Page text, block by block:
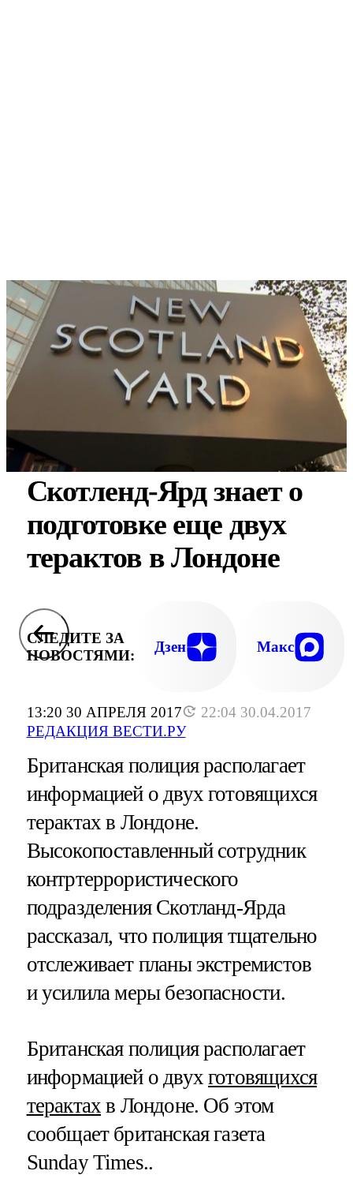
13:20 30 АПРЕЛЯ 2017
22:04 30.04.2017
РЕДАКЦИЯ ВЕСТИ.РУ
Скотленд-Ярд знает о
подготовке еще двух
терактов в Лондоне
СЛЕДИТЕ ЗА
НОВОСТЯМИ:
Дзен Макс
Британская полиция располагает
информацией о двух готовящихся
терактах в Лондоне.
Высокопоставленный сотрудник
контртеррористического
подразделения Скотланд-Ярда
рассказал, что полиция тщательно
отслеживает планы экстремистов
и усилила меры безопасности.
Британская полиция располагает
информацией о двухготовящихся
терактахв Лондоне. Об этом
сообщает британская газета
Sunday Times..